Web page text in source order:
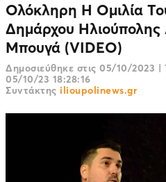
Ολόκληρη Η Ομιλία
Δημάρχου Ηλιούπολης
Μπουγά (VIDEO)
Δημοσιεύθηκε στις 05/10/2023 |
05/10/23 18:28:16
Συντάκτης ilioupolinews.gr